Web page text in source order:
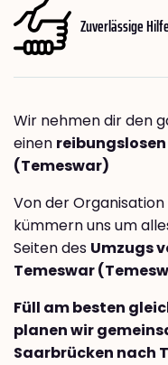
Zuverlässige Hilfe
Wir nehmen dir den
einen
(Temeswar)
Von der
kümmern uns um
Seiten des Umzugs
Temeswar
Füll am besten
planen wir
Saarbrücken nach